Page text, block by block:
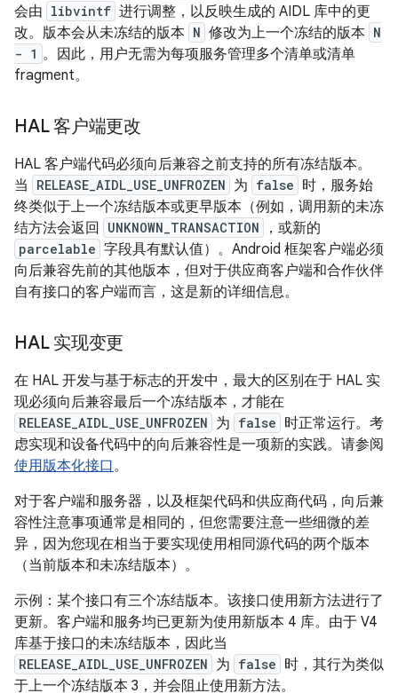
会由 libvintf 进行调整，以反映生成的 AIDL 库中的更
改。版本会从未冻结的版本 N 修改为上一个冻结的版本 N
- 1 。因此，用户无需为每项服务管理多个清单或清单
fragment。
HAL 客户端更改
HAL 客户端代码必须向后兼容之前支持的所有冻结版本。
当
RELEASE_AIDL_USE_UNFROZEN 为 false 时，服务始
终类似于上一个冻结版本或更早版本（例如，调用新的未冻
结方法会返回
UNKNOWN_TRANSACTION ，或新的
parcelable 字段具有默认值）。Android 框架客户端必须
向后兼容先前的其他版本，但对于供应商客户端和合作伙伴
自有接口的客户端而言，这是新的详细信息。
HAL 实现变更
在 HAL 开发与基于标志的开发中，最大的区别在于 HAL 实
现必须向后兼容最后一个冻结版本，才能在
RELEASE_AIDL_USE_UNFROZEN 为 false 时正常运行。考
虑实现和设备代码中的向后兼容性是一项新的实践。请参阅
使用版本化接口。
对于客户端和服务器，以及框架代码和供应商代码，向后兼
容性注意事项通常是相同的，但您需要注意一些细微的差
异，因为您现在相当于要实现使用相同源代码的两个版本
（当前版本和未冻结版本）。
示例：某个接口有三个冻结版本。该接口使用新方法进行了
更新。客户端和服务均已更新为使用新版本 4 库。由于 V4
库基于接口的未冻结版本，因此当
RELEASE_AIDL_USE_UNFROZEN 为 false 时，其行为类似
于上一个冻结版本 3，并会阻止使用新方法。